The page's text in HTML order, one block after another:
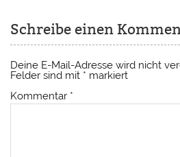
Schreibe einen
Deine E-Mail-Adresse wird nicht
Felder sind mit * markiert
Kommentar *